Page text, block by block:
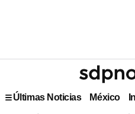
Últimas Noticias México